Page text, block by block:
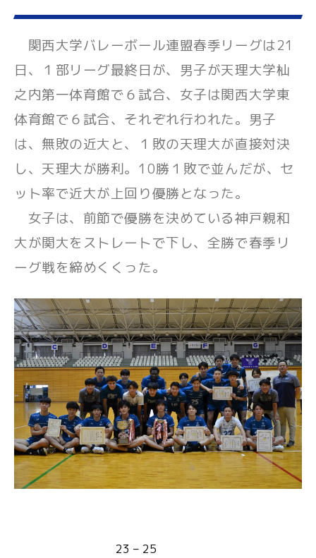
関西大学バレーボール連盟春季リーグは21
日、１部リーグ最終日が、男子が天理大学杣
之内第一体育館で６試合、女子は関西大学東
体育館で６試合、それぞれ行われた。男子
は、無敗の近大と、１敗の天理大が直接対決
し、天理大が勝利。10勝１敗で並んだが、セ
ット率で近大が上回り優勝となった。
女子は、前節で優勝を決めている神戸親和
大が関大をストレートで下し、全勝で春季リ
ーグ戦を締めくくった。
23 – 25